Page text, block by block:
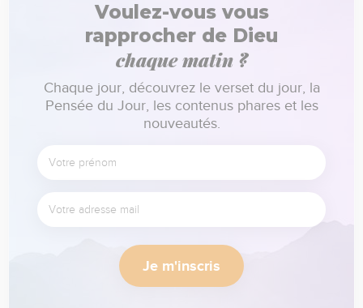
Voulez-vous vous
rapprocher de Dieu
chaque matin ?
Chaque jour, découvrez le verset du jour, la
Pensée du Jour, les contenus phares et les
nouveautés.
Je m'inscris